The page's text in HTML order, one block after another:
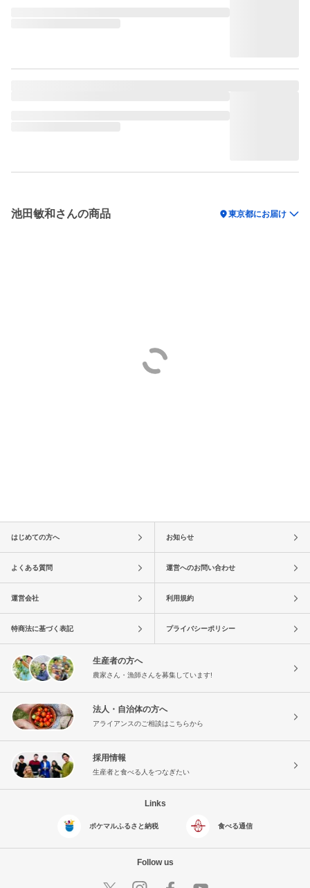
池田敏和さんの商品 location_on東京都にお届け
はじめての方へ お知らせ
よくある質問 運営へのお問い合わせ
運営会社 利用規約
特商法に基づく表記 プライバシーポリシー
生産者の方へ
農家さん・漁師さんを募集しています!
法人・自治体の方へ
アライアンスのご相談はこちらから
採用情報
生産者と食べる人をつなぎたい
Links
ポケマルふるさと納税 食べる通信
Follow us